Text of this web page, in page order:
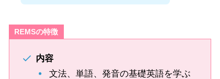
REMSの特徴
内容
文法、単語、発音の基礎英語を学ぶ